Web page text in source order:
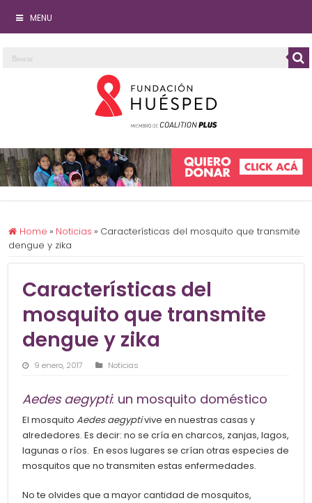
MENU
Home » Noticias » Características del mosquito que transmite
dengue y zika
Características del
mosquito que transmite
dengue y zika
9 enero, 2017 Noticias
Aedes aegypti: un mosquito doméstico
El mosquitoAedes aegyptivive en nuestras casas y
alrededores. Es decir: no se cría en charcos, zanjas, lagos,
lagunas o ríos. En esos lugares se crían otras especies de
mosquitos que no transmiten estas enfermedades.
No te olvides que a mayor cantidad de mosquitos,